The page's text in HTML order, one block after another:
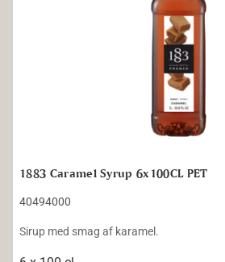
1883 Caramel Syrup 6x100CL PET
40494000
Sirup med smag af karamel.